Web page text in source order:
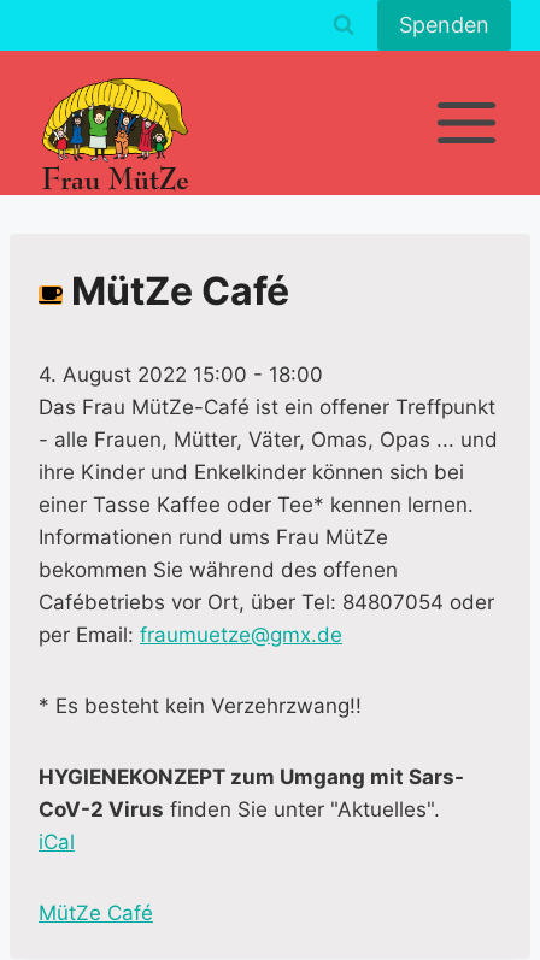
Inhalt
Spenden
MütZe Café
4. August 2022 15:00 - 18:00
Das Frau MütZe-Café ist ein offener Treffpunkt
- alle Frauen, Mütter, Väter, Omas, Opas ... und
ihre Kinder und Enkelkinder können sich bei
einer Tasse Kaffee oder Tee* kennen lernen.
Informationen rund ums Frau MütZe
bekommen Sie während des offenen
Cafébetriebs vor Ort, über Tel: 84807054 oder
per Email: fraumuetze@gmx.de
* Es besteht kein Verzehrzwang!!
HYGIENEKONZEPT zum Umgang mit Sars-
CoV-2 Virus finden Sie unter "Aktuelles".
iCal
M
MütZe Café